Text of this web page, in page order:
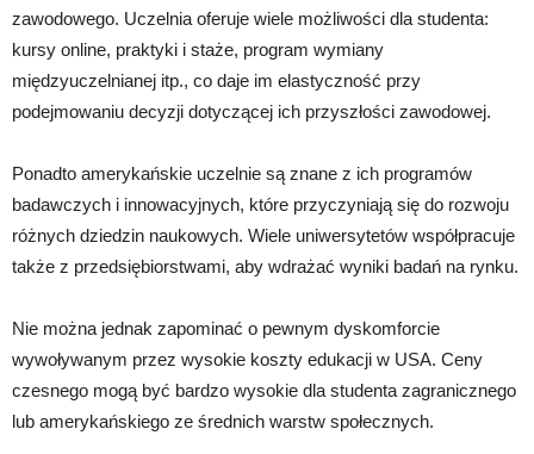
zawodowego. Uczelnia oferuje wiele możliwości dla studenta:
kursy online, praktyki i staże, program wymiany
międzyuczelnianej itp., co daje im elastyczność przy
podejmowaniu decyzji dotyczącej ich przyszłości zawodowej.
Ponadto amerykańskie uczelnie są znane z ich programów
badawczych i innowacyjnych, które przyczyniają się do rozwoju
różnych dziedzin naukowych. Wiele uniwersytetów współpracuje
także z przedsiębiorstwami, aby wdrażać wyniki badań na rynku.
Nie można jednak zapominać o pewnym dyskomforcie
wywoływanym przez wysokie koszty edukacji w USA. Ceny
czesnego mogą być bardzo wysokie dla studenta zagranicznego
lub amerykańskiego ze średnich warstw społecznych.